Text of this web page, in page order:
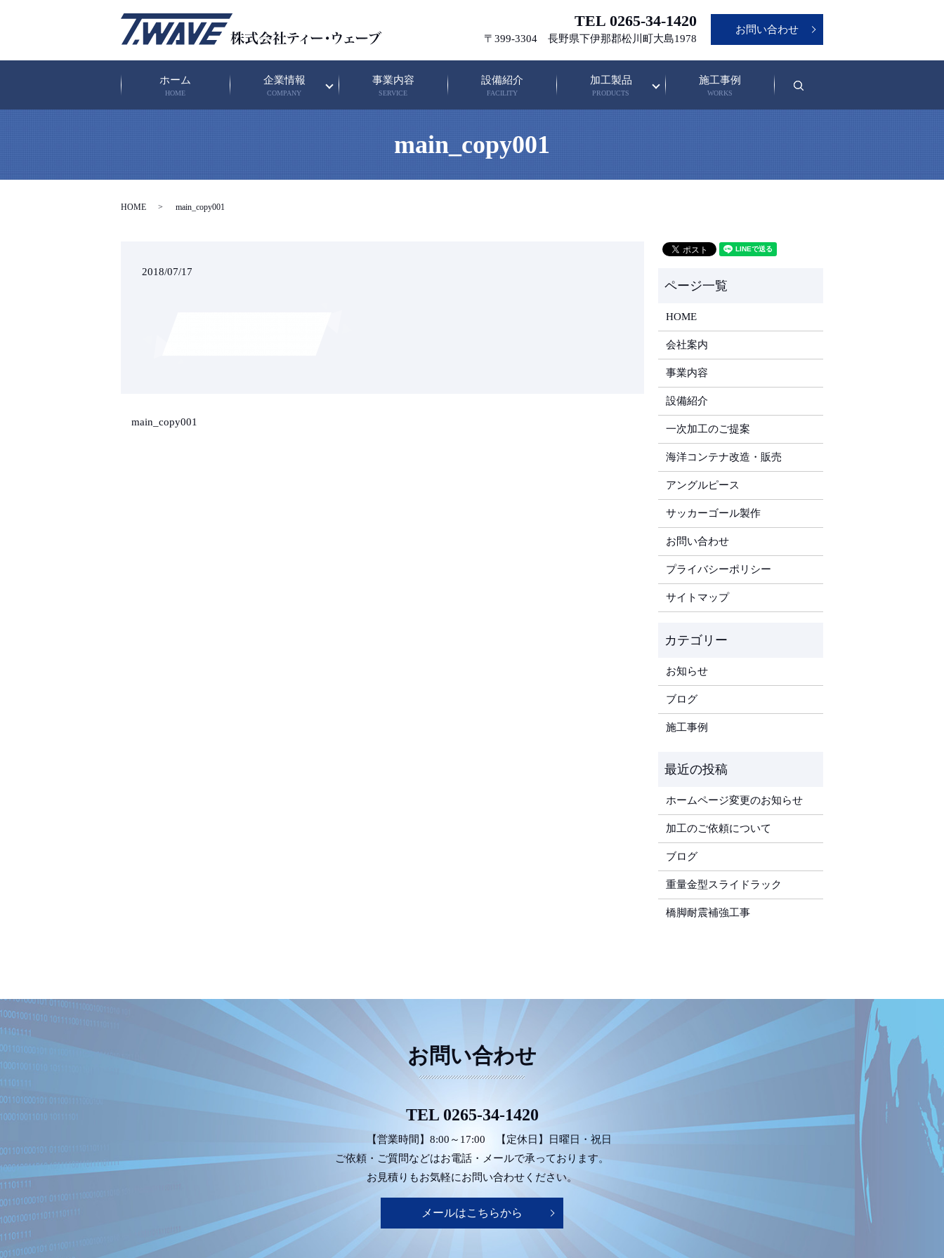
TEL 0265-34-1420
〒399-3304 長野県下伊那郡松川町大島1978
ホーム
HOME
企業情報
COMPANY
事業内容
SERVICE
設備紹介
FACILITY
加工製品
PRODUCTS
施工事例
WORKS
お問い合わせ
main_copy001
HOME main_copy001
2018/07/17
main_copy001
HOME
会社案内
事業内容
設備紹介
一次加工のご提案
海洋コンテナ改造・販売
アングルピース
サッカーゴール製作
お問い合わせ
プライバシーポリシー
サイトマップ
お知らせ
ブログ
施工事例
ホームページ変更のお知らせ
加工のご依頼について
ブログ
重量金型スライドラック
橋脚耐震補強工事
お問い合わせ
TEL 0265-34-1420
【営業時間】8:00～17:00
【定休日】日曜日・祝日
ご依頼・ご質問などはお電話・メールで承っております。
お見積りもお気軽にお問い合わせください。
メールはこちらから